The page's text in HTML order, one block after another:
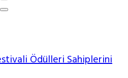
Ödülleri Sahiplerini